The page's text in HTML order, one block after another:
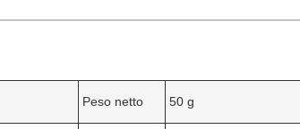
Peso netto 50 g